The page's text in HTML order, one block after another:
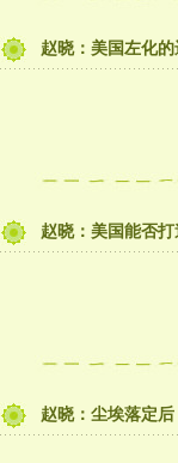
赵晓：美国左化
赵晓：美国能否
赵晓：尘埃落定